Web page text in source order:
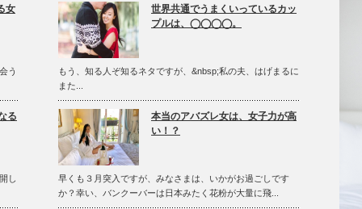
女
う
る
し
世界共通でうまくいっているカッ
プルは、◯◯◯◯。
もう、知る人ぞ知るネタですが、&nbsp;私の夫、はげまるに
また...
本当のアバズレ女は、女子力が高
い！？
早くも３月突入ですが、みなさまは、いかがお過ごしです
か？幸い、バンクーバーは日本みたく花粉が大量に飛...